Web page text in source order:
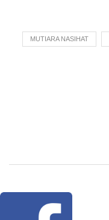
MUTIARA NASIHAT